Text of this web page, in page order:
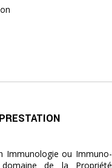
Immunologie ou Immuno-
de la Propriété